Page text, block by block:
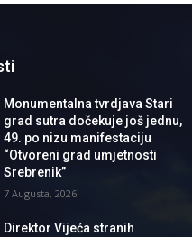
Monumentalna tvrdjava Stari
grad sutra dočekuje još jednu,
49. po nizu manifestaciju
“Otvoreni grad umjetnosti
Srebrenik”
7 Augusta, 2026
Direktor Vijeća stranih